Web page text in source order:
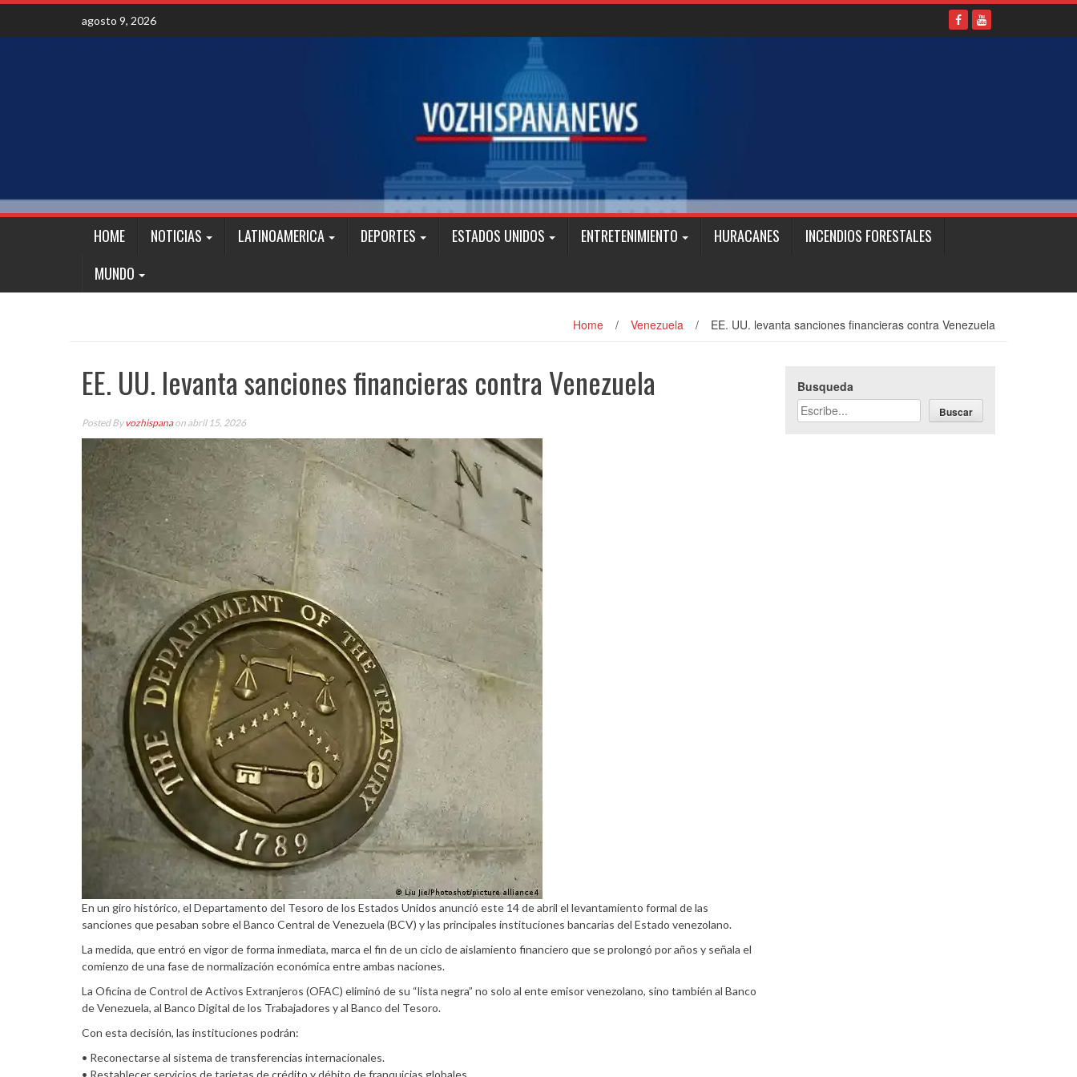
Skip
content
agosto 9, 2026
HOME NOTICIAS LATINOAMERICA DEPORTES ESTADOS UNIDOS ENTRETENIMIENTO HURACANES
INCENDIOS FORESTALES
MUNDO
Home / Venezuela / EE. UU. levanta sanciones financieras contra Venezuela
EE. UU. levanta sanciones financieras contra Venezuela
Posted Byvozhispanaon abril 15, 2026
En un giro histórico, el Departamento del Tesoro de los Estados Unidos anunció este 14 de abril el levantamiento formal de las
sanciones que pesaban sobre el Banco Central de Venezuela (BCV) y las principales instituciones bancarias del Estado venezolano.
La medida, que entró en vigor de forma inmediata, marca el fin de un ciclo de aislamiento financiero que se prolongó por años y señala el
comienzo de una fase de normalización económica entre ambas naciones.
La Oficina de Control de Activos Extranjeros (OFAC) eliminó de su “lista negra” no solo al ente emisor venezolano, sino también al Banco
de Venezuela, al Banco Digital de los Trabajadores y al Banco del Tesoro.
Con esta decisión, las instituciones podrán:
• Reconectarse al sistema de transferencias internacionales.
• Restablecer servicios de tarjetas de crédito y débito de franquicias globales.
Busqueda
Buscar